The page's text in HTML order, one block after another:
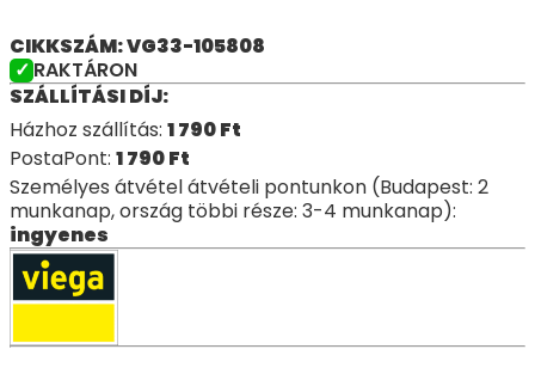
CIKKSZÁM: VG33-105808
RAKTÁRON
SZÁLLÍTÁSI DÍJ:
Házhoz szállítás: 1 790Ft
PostaPont: 1 790Ft
Személyes átvétel átvételi pontunkon (Budapest: 2
munkanap, ország többi része: 3-4 munkanap):
ingyenes